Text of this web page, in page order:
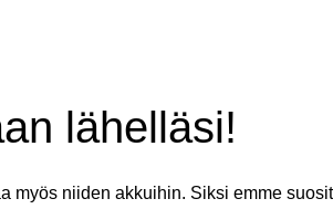
lähelläsi!
myös niiden akkuihin. Siksi emme